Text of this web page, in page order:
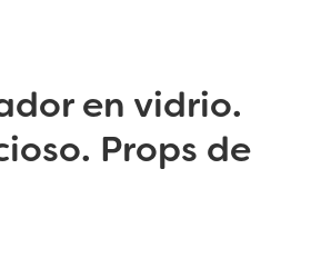
en vidrio.
Props de